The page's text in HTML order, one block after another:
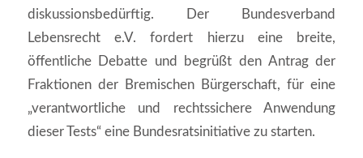
diskussionsbedürftig. Der Bundesverband
Lebensrecht e.V. fordert hierzu eine breite,
öffentliche Debatte und begrüßt den Antrag der
Fraktionen der Bremischen Bürgerschaft, für eine
„verantwortliche und rechtssichere Anwendung
dieser Tests“ eine Bundesratsinitiative zu starten.